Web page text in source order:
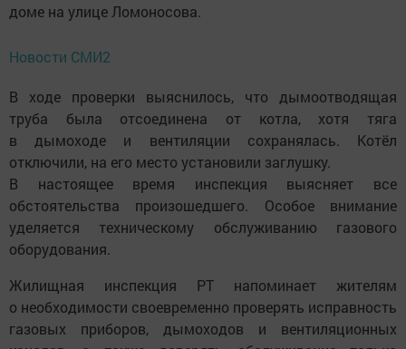
доме на улице Ломоносова.
Новости СМИ2
В ходе проверки выяснилось, что дымоотводящая
труба была отсоединена от котла, хотя тяга
в дымоходе и вентиляции сохранялась. Котёл
отключили, на его место установили заглушку.
В настоящее время инспекция выясняет все
обстоятельства произошедшего. Особое внимание
уделяется техническому обслуживанию газового
оборудования.
Жилищная инспекция РТ напоминает жителям
о необходимости своевременно проверять исправность
газовых приборов, дымоходов и вентиляционных